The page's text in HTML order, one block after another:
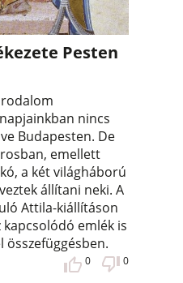
Pesten
nincs
Budapesten. De
emellett
a két világháború
állítani neki. A
Attila-kiállításon
emlék is
0 0